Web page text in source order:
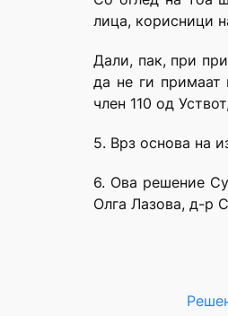
лица, корисници
Дали, пак, при
да не ги примаат
член 110 од
5. Врз основа на
6. Ова решение
Олга Лазова, д-р